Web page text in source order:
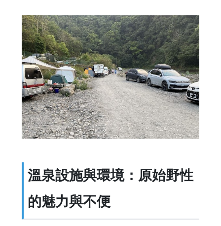
溫泉設施與環境：原始野性
的魅力與不便